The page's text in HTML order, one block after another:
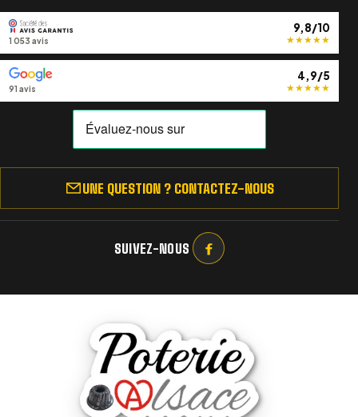
9,8/10
★★★★★
1 053 avis
4,9/5
★★★★★
91 avis
UNE QUESTION ? CONTACTEZ-NOUS
SUIVEZ-NOUS